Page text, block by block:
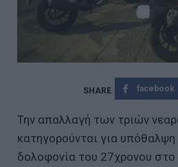
facebook
Την απαλλαγή των τριών
κατηγορούνται για
δολοφονία του 27χρονου